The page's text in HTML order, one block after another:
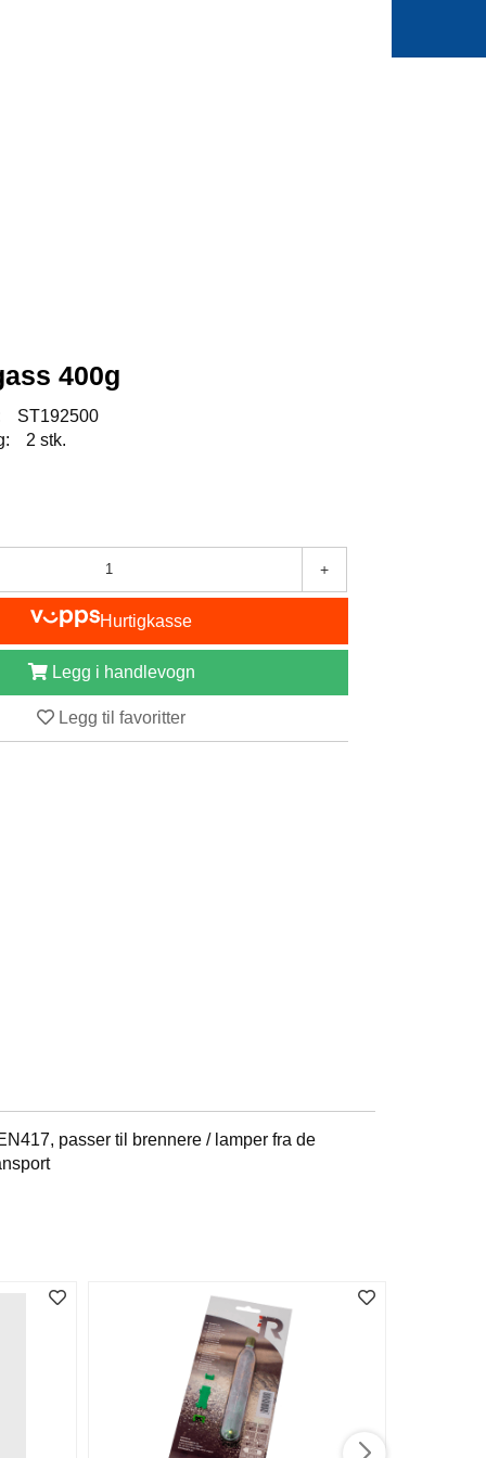
400g
ST192500
2 stk.
+
Hurtigkasse
Legg i handlevogn
Legg til favoritter
passer til brennere / lamper fra de